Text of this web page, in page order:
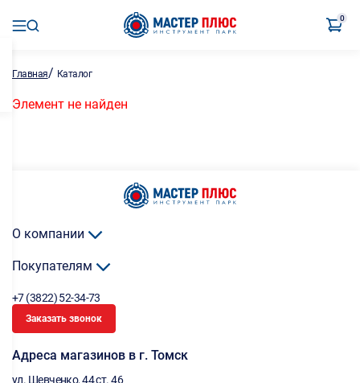
0
Главная/ Каталог
Элемент не найден
О компании
Покупателям
+7 (3822) 52-34-73
Заказать звонок
Адреса магазинов в г. Томск
ул. Шевченко, 44 ст. 46